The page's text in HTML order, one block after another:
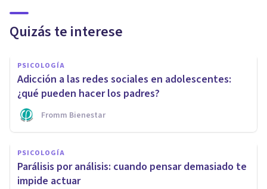
Quizás te interese
PSICOLOGÍA
Adicción a las redes sociales en adolescentes:
¿qué pueden hacer los padres?
Fromm Bienestar
PSICOLOGÍA
Parálisis por análisis: cuando pensar demasiado te
impide actuar